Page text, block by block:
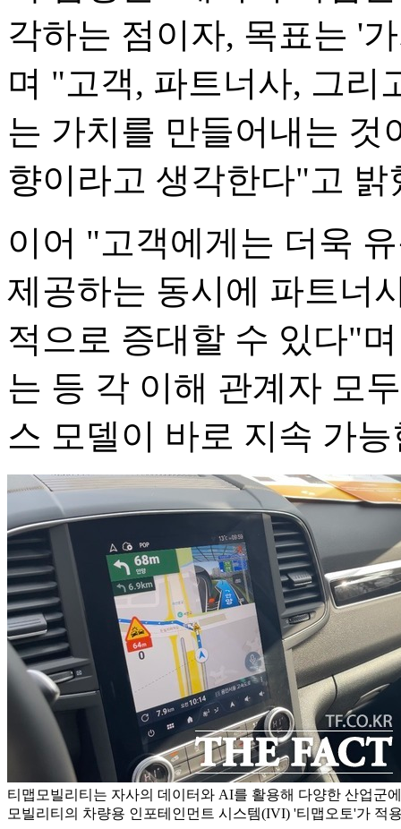
각하는 점이자, 목표는 '
며 "고객, 파트너사, 그리
는 가치를 만들어내는 것
향이라고 생각한다"고 밝
이어 "고객에게는 더욱
제공하는 동시에 파트너
적으로 증대할 수 있다"
는 등 각 이해 관계자 모
스 모델이 바로 지속 가
티맵모빌리티는 자사의 데이터와 AI를 활용해 다양한 산업군
모빌리티의 차량용 인포테인먼트 시스템(IVI) '티맵오토'가 적